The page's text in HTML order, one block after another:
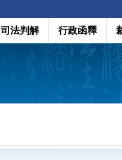
司法判解 行政函釋